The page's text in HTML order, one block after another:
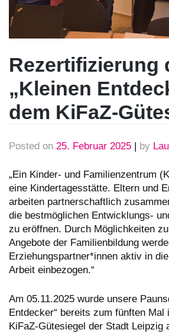
Rezertifizierung
„Kleinen
dem KiFaZ-
Posted on 25. Februar 2025 | by
„Ein Kinder- und Familienzentrum
eine Kindertagesstätte. Eltern und
arbeiten partnerschaftlich
die bestmöglichen Entwicklungs-
zu eröffnen. Durch Möglichkeiten
Angebote der Familienbildung
Erziehungspartner*innen aktiv in
Arbeit einbezogen.“
Am 05.11.2025 wurde unsere
Entdecker“ bereits zum fünften Mal
KiFaZ-Gütesiegel der Stadt Leipzig